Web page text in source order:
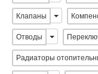
Клапаны
Отводы
Радиаторы